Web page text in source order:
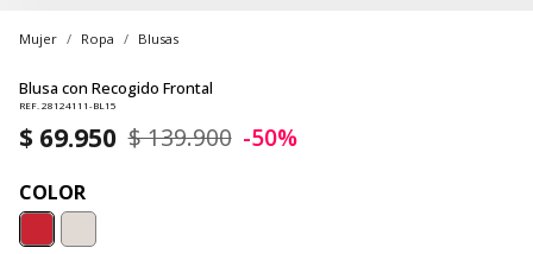
Mujer Ropa Blusas
Blusa con Recogido Frontal
REF. 28124111-BL15
$ 69.950 $ 139.900 -50%
COLOR